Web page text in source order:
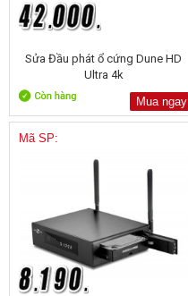
Sửa Đầu phát ổ cứng Dune HD
Ultra 4k
Mua ngay
Mã SP: